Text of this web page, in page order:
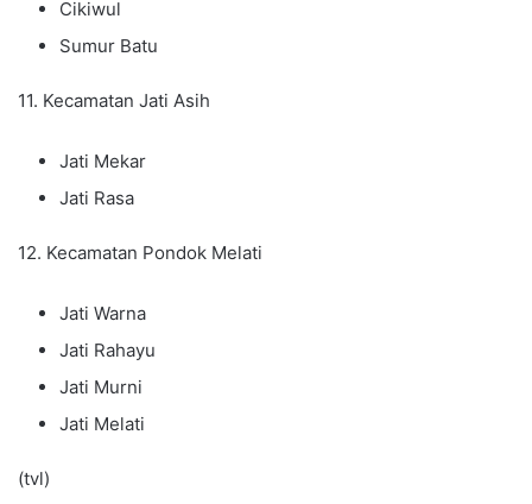
Cikiwul
Sumur Batu
11. Kecamatan Jati Asih
Jati Mekar
Jati Rasa
12. Kecamatan Pondok Melati
Jati Warna
Jati Rahayu
Jati Murni
Jati Melati
(tvl)